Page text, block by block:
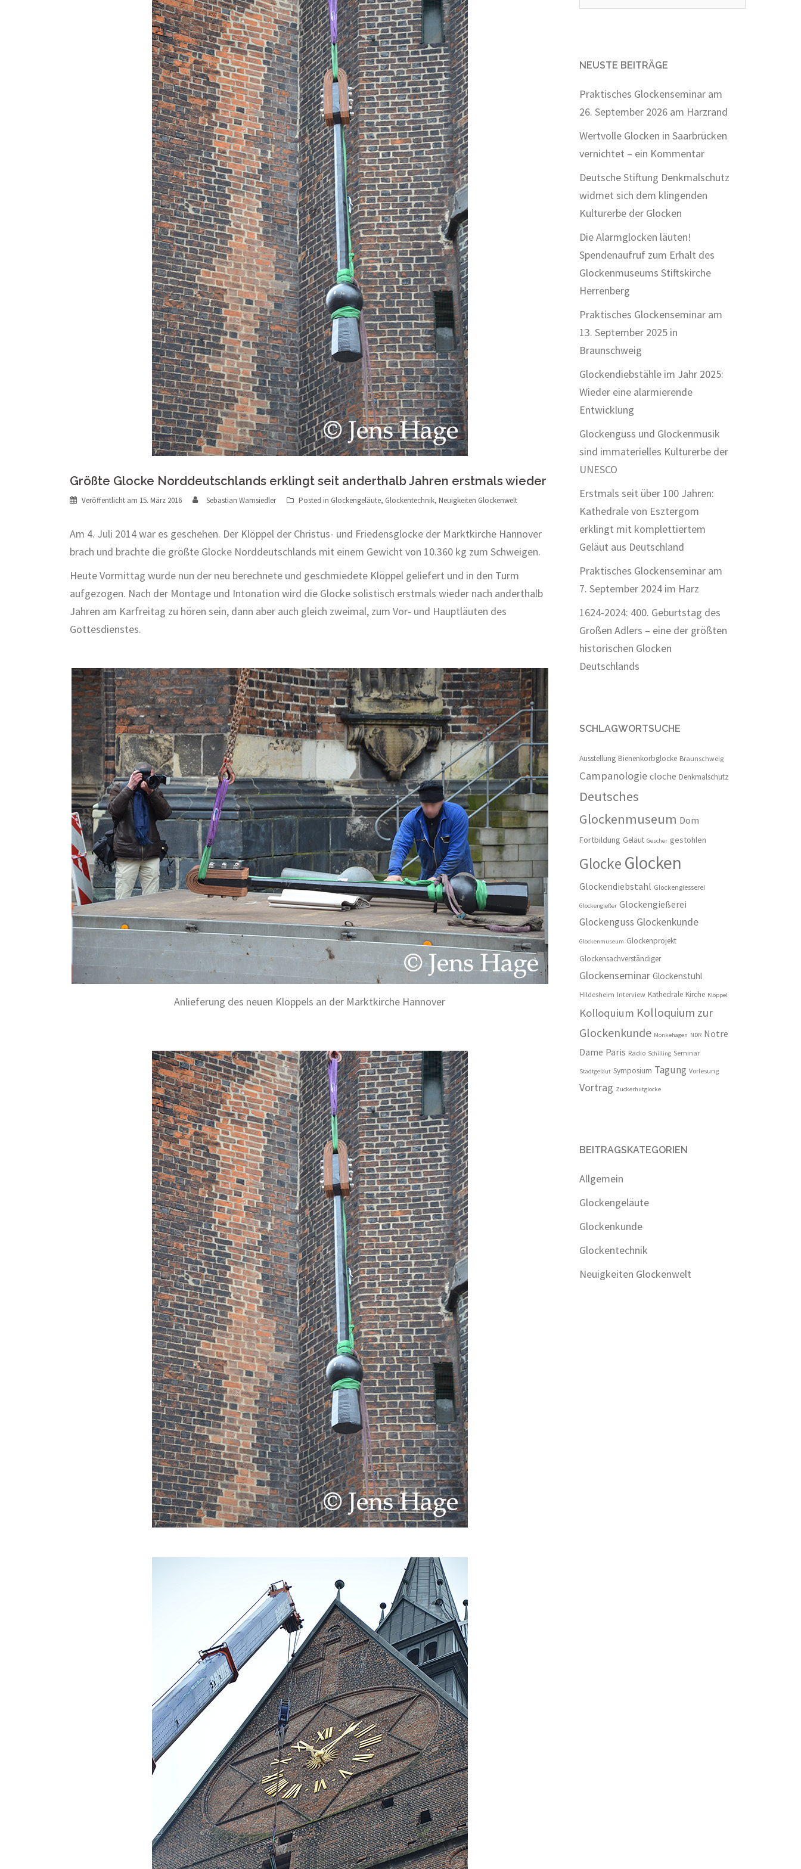
Größte Glocke Norddeutschlands erklingt seit anderthalb Jahren erstmals wieder
Veröffentlicht am 15. März 2016 Sebastian Wamsiedler Posted in Glockengeläute, Glockentechnik, Neuigkeiten Glockenwelt
Am 4. Juli 2014 war es geschehen. Der Klöppel der Christus- und Friedensglocke der Marktkirche Hannover
brach und brachte die größte Glocke Norddeutschlands mit einem Gewicht von 10.360 kg zum Schweigen.
Heute Vormittag wurde nun der neu berechnete und geschmiedete Klöppel geliefert und in den Turm
aufgezogen. Nach der Montage und Intonation wird die Glocke solistisch erstmals wieder nach anderthalb
Jahren am Karfreitag zu hören sein, dann aber auch gleich zweimal, zum Vor- und Hauptläuten des
Gottesdienstes.
Anlieferung des neuen Klöppels an der Marktkirche Hannover
nach:
NEUSTE BEITRÄGE
Praktisches Glockenseminar am
26. September 2026 am Harzrand
Wertvolle Glocken in Saarbrücken
vernichtet – ein Kommentar
Deutsche Stiftung Denkmalschutz
widmet sich dem klingenden
Kulturerbe der Glocken
Die Alarmglocken läuten!
Spendenaufruf zum Erhalt des
Glockenmuseums Stiftskirche
Herrenberg
Praktisches Glockenseminar am
13. September 2025 in
Braunschweig
Glockendiebstähle im Jahr 2025:
Wieder eine alarmierende
Entwicklung
Glockenguss und Glockenmusik
sind immaterielles Kulturerbe der
UNESCO
Erstmals seit über 100 Jahren:
Kathedrale von Esztergom
erklingt mit komplettiertem
Geläut aus Deutschland
Praktisches Glockenseminar am
7. September 2024 im Harz
1624-2024: 400. Geburtstag des
Großen Adlers – eine der größten
historischen Glocken
Deutschlands
SCHLAGWORTSUCHE
Ausstellung Bienenkorbglocke Braunschweig
Campanologie cloche Denkmalschutz
Deutsches
Glockenmuseum Dom
Fortbildung Geläut Gescher gestohlen
Glocke Glocken
Glockendiebstahl Glockengiesserei
Glockengießer Glockengießerei
Glockenguss Glockenkunde
Glockenmuseum Glockenprojekt
Glockensachverständiger
Glockenseminar Glockenstuhl
Hildesheim Interview Kathedrale Kirche Klöppel
Kolloquium Kolloquium zur
Glockenkunde Monkehagen NDR Notre
Dame Paris Radio Schilling Seminar
Stadtgeläut Symposium Tagung Vorlesung
Vortrag Zuckerhutglocke
BEITRAGSKATEGORIEN
Allgemein
Glockengeläute
Glockenkunde
Glockentechnik
Neuigkeiten Glockenwelt